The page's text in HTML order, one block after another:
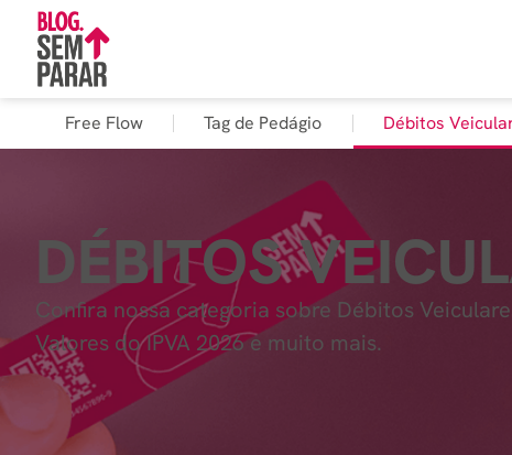
Free Flow Tag de Pedágio Débitos
DÉBITOS
Confira nossa categoria sobre Débitos
Valores do IPVA 2026 e muito mais.